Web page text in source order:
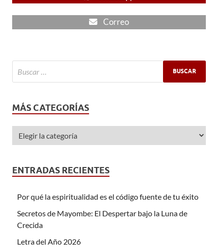
Correo
MÁS CATEGORÍAS
ENTRADAS RECIENTES
Por qué la espiritualidad es el código fuente de tu éxito
Secretos de Mayombe: El Despertar bajo la Luna de
Crecida
Letra del Año 2026